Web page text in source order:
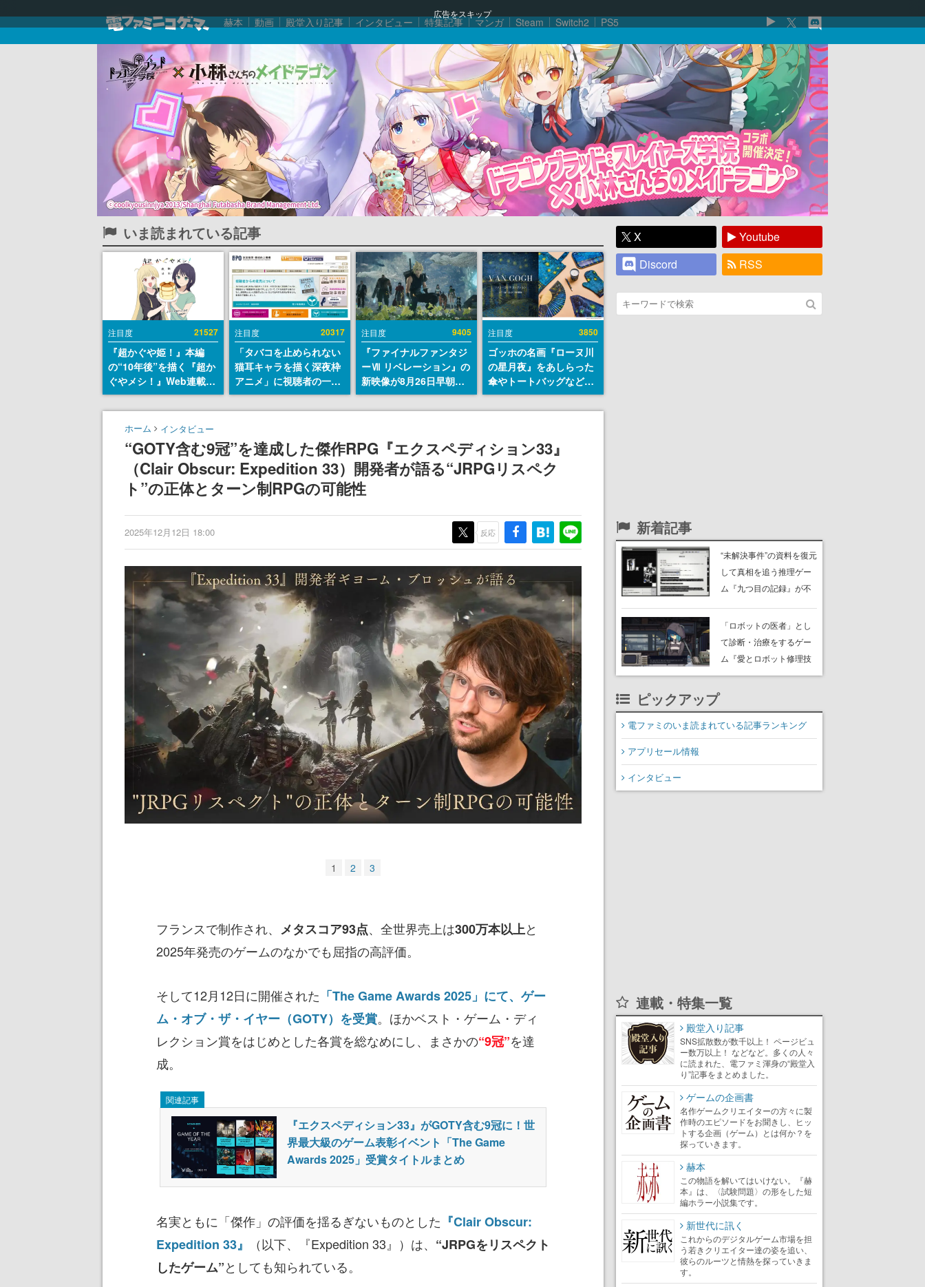
広告をスキップ
赫本 動画 殿堂入り記事 インタビュー 特集記事 マンガ Steam Switch2 PS5
いま読まれている記事
注目度 21527
『超かぐや姫！』本編
の“10年後”を描く『超か
ぐやメシ！』Web連載決
定。新たなWebマンガレ
ーベル「ビビビコミッ
ク」にて特別話が掲載ス
タート、あのお話には…
まだ続きがある！
注目度 20317
「タバコを止められない
猫耳キャラを描く深夜枠
アニメ」に視聴者の一部
から批判意見。違法薬物
の使用と思しき描写も含
す
注目度 9405
『ファイナルファンタジ
ーⅦ リベレーション』の
新映像が8月26日早朝に
公開へ。『FF7』リメイ
クシリーズの完結編、
ニングナイトライブにて
ディレクターの浜口直樹
氏が登壇する予定
注目度 3850
ゴッホの名画『ローヌ川
の星月夜』をあしらった
傘やトートバッグなどが
登場。8月7日21時より2
日間限定で予約販売
ホーム インタビュー
“GOTY含む9冠”を達成した傑作RPG『エクスペディション33』
（Clair Obscur: Expedition 33）開発者が語る“JRPGリスペク
ト”の正体とターン制RPGの可能性
2025年12月12日 18:00 反応
1 2 3
フランスで制作され、 メタスコア93点、全世界売上は300万本以上と
2025年発売のゲームのなかでも屈指の高評価。
そして12月12日に開催された 「The Game Awards 2025」にて、ゲー
ム・オブ・ザ・イヤー（GOTY）を受賞。ほかベスト・ゲーム・ディ
レクション賞をはじめとした各賞を総なめにし、まさかの“9冠”を達
成。
関連記事
『エクスペディション33』がGOTY含む9冠に！世
界最大級のゲーム表彰イベント「The Game
Awards 2025」受賞タイトルまとめ
名実ともに「傑作」の評価を揺るぎないものとした 『Clair Obscur:
Expedition 33』
（以下、『Expedition 33』）は、 “JRPGをリスペクト
したゲーム”としても知られている。
X
Youtube
Discord
RSS
新着記事
“未解決事件”の資料を復元
して真相を追う推理ゲー
ム『九つ目の記録』が不
事が残した資料の証言や
人物名、場所、時刻を結
び付けて8件の未解決事件
「ロボットの医者」とし
て診断・治療をするゲー
ム『愛とロボット修理技
術 All Our Broken Parts』
き換え、そして消去して
いく
ピックアップ
電ファミのいま読まれている記事ランキング
アプリセール情報
インタビュー
連載・特集一覧
殿堂入り記事
SNS拡散数が数千以上！ ページビュ
ー数万以上！ などなど。多くの人々
に読まれた、電ファミ渾身の“殿堂入
り”記事をまとめました。
ゲームの企画書
名作ゲームクリエイターの方々に製
作時のエピソードをお聞きし、ヒッ
トする企画（ゲーム）とは何か？を
探っていきます。
赫本
この物語を解いてはいけない。『赫
本』は、〈試験問題〉の形をした短
編ホラー小説集です。
新世代に訊く
これからのデジタルゲーム市場を担
う若きクリエイター達の姿を追い、
彼らのルーツと情熱を探っていきま
す。